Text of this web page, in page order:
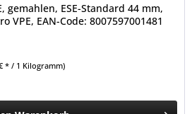
gemahlen, ESE-Standard 44 mm,
VPE, EAN-Code: 8007597001481
* / 1 Kilogramm)